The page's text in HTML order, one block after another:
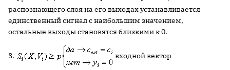
распознающего слоя на его выходах устанавливается
единственный сигнал с наибольшим значением,
остальные выходы становятся близкими к 0.
3. входной вектор